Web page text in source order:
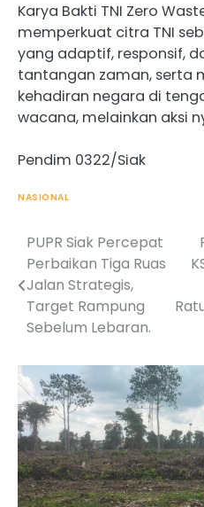
Karya Bakti TNI Zero
memperkuat citra TNI
yang adaptif, responsif,
tantangan zaman, serta
kehadiran negara di
wacana, melainkan aksi
Pendim 0322/Siak
NASIONAL
Post
navigation
PUPR Siak Percepat
Perbaikan Tiga Ruas
Jalan Strategis,
Target Rampung
Sebelum Lebaran.